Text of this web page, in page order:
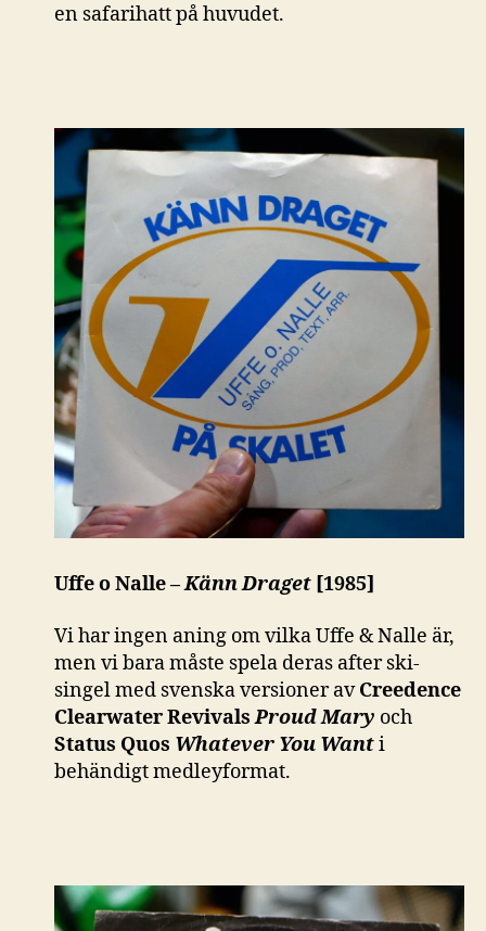
en safarihatt på huvudet.
Uffe o Nalle –Känn Draget [1985]
Vi har ingen aning om vilka Uffe & Nalle är,
men vi bara måste spela deras after ski-
singel med svenska versioner avCreedence
Clearwater Revivals Proud Mary och
Status Quos Whatever You Wanti
behändigt medleyformat.